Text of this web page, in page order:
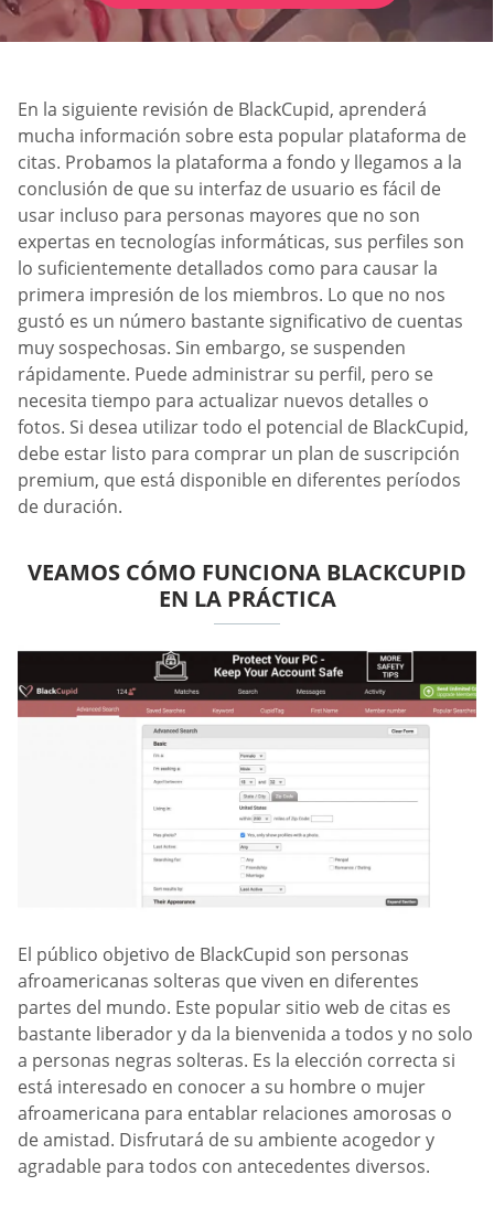
En la siguiente revisión de BlackCupid, aprenderá
mucha información sobre esta popular plataforma de
citas. Probamos la plataforma a fondo y llegamos a la
conclusión de que su interfaz de usuario es fácil de
usar incluso para personas mayores que no son
expertas en tecnologías informáticas, sus perfiles son
lo suficientemente detallados como para causar la
primera impresión de los miembros. Lo que no nos
gustó es un número bastante significativo de cuentas
muy sospechosas. Sin embargo, se suspenden
rápidamente. Puede administrar su perfil, pero se
necesita tiempo para actualizar nuevos detalles o
fotos. Si desea utilizar todo el potencial de BlackCupid,
debe estar listo para comprar un plan de suscripción
premium, que está disponible en diferentes períodos
de duración.
VEAMOS CÓMO FUNCIONA BLACKCUPID
EN LA PRÁCTICA
El público objetivo de BlackCupid son personas
afroamericanas solteras que viven en diferentes
partes del mundo. Este popular sitio web de citas es
bastante liberador y da la bienvenida a todos y no solo
a personas negras solteras. Es la elección correcta si
está interesado en conocer a su hombre o mujer
afroamericana para entablar relaciones amorosas o
de amistad. Disfrutará de su ambiente acogedor y
agradable para todos con antecedentes diversos.